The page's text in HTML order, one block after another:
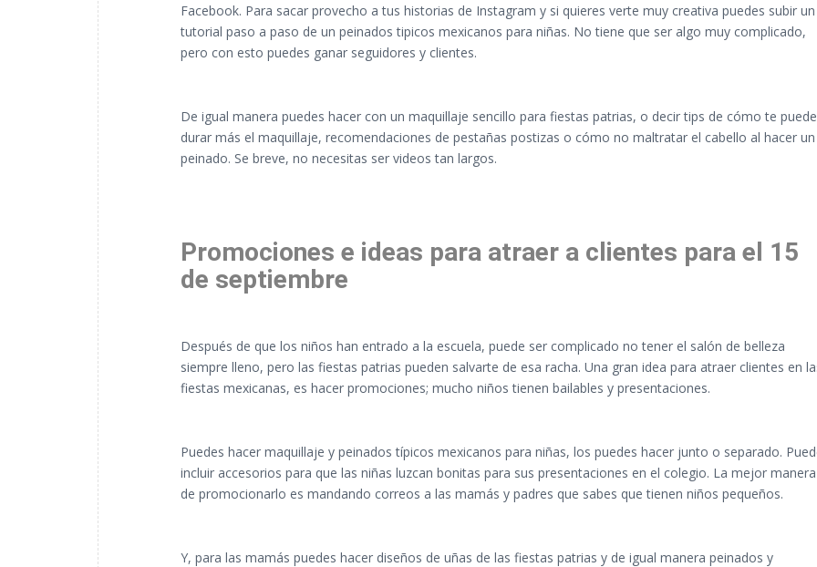
Facebook. Para sacar provecho a tus historias de Instagram y si quieres verte muy creativa puedes subir un
tutorial paso a paso de un peinados tipicos mexicanos para niñas. No tiene que ser algo muy complicado,
pero con esto puedes ganar seguidores y clientes.
De igual manera puedes hacer con un maquillaje sencillo para fiestas patrias, o decir tips de cómo te puede
durar más el maquillaje, recomendaciones de pestañas postizas o cómo no maltratar el cabello al hacer un
peinado. Se breve, no necesitas ser videos tan largos.
Promociones e ideas para atraer a clientes para el 15
de septiembre
Después de que los niños han entrado a la escuela, puede ser complicado no tener el salón de belleza
siempre lleno, pero las fiestas patrias pueden salvarte de esa racha. Una gran idea para atraer clientes en
fiestas mexicanas, es hacer promociones; mucho niños tienen bailables y presentaciones.
Puedes hacer maquillaje y peinados típicos mexicanos para niñas, los puedes hacer junto o separado.
incluir accesorios para que las niñas luzcan bonitas para sus presentaciones en el colegio. La mejor manera
de promocionarlo es mandando correos a las mamás y padres que sabes que tienen niños pequeños.
Y, para las mamás puedes hacer diseños de uñas de las fiestas patrias y de igual manera peinados y